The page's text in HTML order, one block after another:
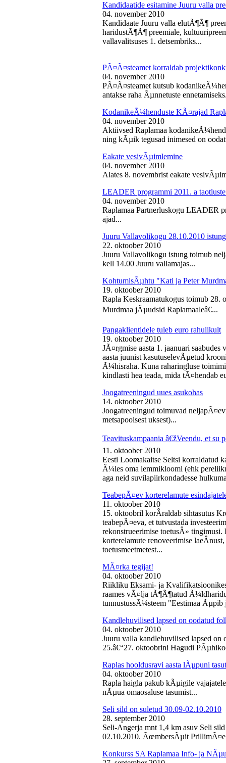
Kandidaatide esitamine Juuru valla
04. november 2010
Kandidaate Juuru valla elutÃ¶Ã¶
haridustÃ¶Ã¶ preemiale,
vallavalitsuses 1. detsembriks...
PÃ¤Ã¤steamet korraldab
04. november 2010
PÃ¤Ã¤steamet kutsub
antakse raha Ãµnnetuste
KodanikeÃ¼henduste KÃ¤rajad
04. november 2010
Aktiivsed Raplamaa
ning kÃµik tegusad inimesed on
Eakate vesivÃµimlemine
04. november 2010
Alates 8. novembrist eakate
LEADER programmi 2011. a
04. november 2010
Raplamaa Partnerluskogu LEADER
ajad...
Juuru Vallavolikogu 28.10.2010 istung
22. oktoober 2010
Juuru Vallavolikogu istung toimub
kell 14.00 Juuru vallamajas...
KohtumisÃµhtu "Kati ja Peter
19. oktoober 2010
Rapla Keskraamatukogus toimub
Murdmaa jÃµudsid Raplamaaleâ€...
Pangaklientidele tuleb euro rahulikult
19. oktoober 2010
JÃ¤rgmise aasta 1. jaanuari
aasta juunist kasutuselevÃµetud
Ã¼hisraha. Kuna raharingluse
kindlasti hea teada, mida tÃ¤hendab
Joogatreeningud uues asukohas
14. oktoober 2010
Joogatreeningud toimuvad
metsapoolsest uksest)...
Teavituskampaania â€žVeendu, et su
11. oktoober 2010
Eesti Loomakaitse Seltsi korraldatud
Ã¼les oma lemmikloomi (ehk
aga neid suvilapiirkondadesse
TeabepÃ¤ev korterelamute
11. oktoober 2010
15. oktoobril korÂ­raldab sihtasutus
teabepÃ¤eva, et tutvustada
rekonstrueerimise toetusÂ»
korterelamute renoveerimise
toetusmeetmetest...
MÃ¤rka tegijat!
04. oktoober 2010
Riikliku Eksami- ja
raames vÃ¤lja tÃ¶Ã¶tatud
tunnustussÃ¼steem "Eestimaa
Kandlehuvilised lapsed on oodatud
04. oktoober 2010
Juuru valla kandlehuvilised lapsed
25.â€“27. oktoobrini Hagudi
Raplas hooldusravi aasta lÃµpuni
04. oktoober 2010
Rapla haigla pakub kÃµigile
nÃµua omaosaluse tasumist...
Seli sild on suletud 30.09-02.10.2010
28. september 2010
Seli-Angerja mnt 1,4 km asuv Seli
02.10.2010. ÃœmbersÃµit
Konkurss SA Raplamaa Info- ja